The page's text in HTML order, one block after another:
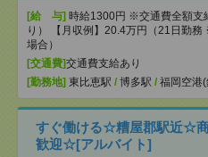
[給 与] 時給1300円 ※交通費全額支
り） 【月収例】20.4万円（21日勤
場合）
[交通費]交通費支給あり
[勤務地] 東比恵駅 / 博多駅 / 福岡空港
すぐ働ける☆糟屋郡駅近☆
歓迎☆[アルバイト]